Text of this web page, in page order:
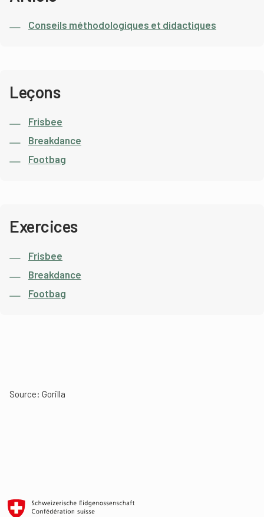
Conseils méthodologiques et didactiques
Leçons
Frisbee
Breakdance
Footbag
Exercices
Frisbee
Breakdance
Footbag
Source: Gorilla